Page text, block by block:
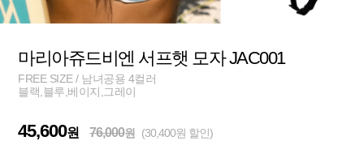
마리아쥬드비엔 서프햇 모자 JAC001
FREE SIZE / 남녀공용 4컬러
블랙,블루,베이지,그레이
45,600원 76,000원 (30,400원 할인)